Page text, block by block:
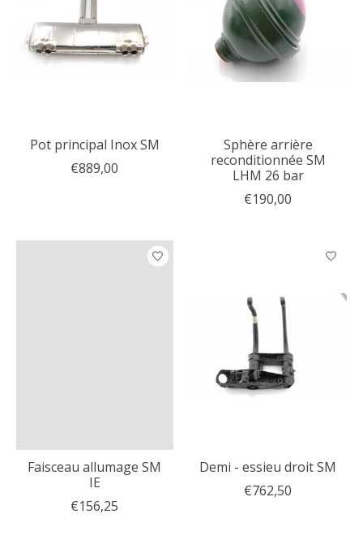
Pot principal Inox SM
€889,00
Sphère arrière
reconditionnée SM
LHM 26 bar
€190,00
Faisceau allumage SM
IE
€156,25
Demi - essieu droit SM
€762,50